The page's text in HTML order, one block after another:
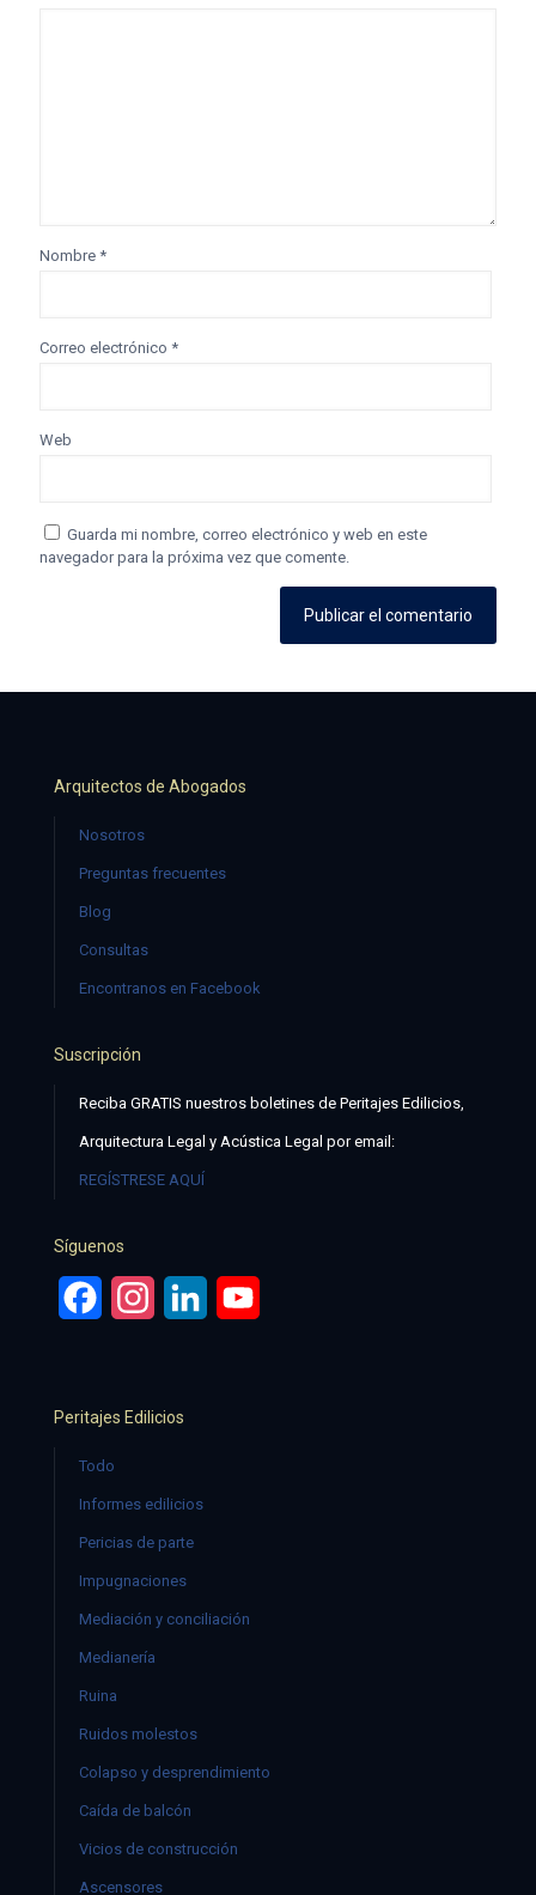
Nombre *
Correo electrónico *
Web
Guarda mi nombre, correo electrónico y web en este
navegador para la próxima vez que comente.
Arquitectos de Abogados
Nosotros
Preguntas frecuentes
Blog
Consultas
Encontranos en Facebook
Suscripción
Reciba GRATIS nuestros boletines de Peritajes Edilicios,
Arquitectura Legal y Acústica Legal por email:
REGÍSTRESE AQUÍ
Síguenos
FacebookInstagramLinkedIn
Peritajes Edilicios
Todo
Informes edilicios
Pericias de parte
Impugnaciones
Mediación y conciliación
Medianería
Ruina
Ruidos molestos
Colapso y desprendimiento
Caída de balcón
Vicios de construcción
Ascensores